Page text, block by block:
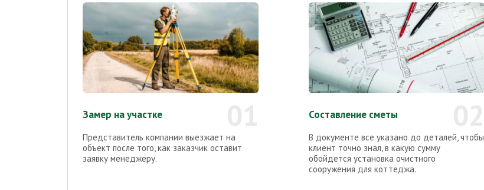
Замер на участке
Представитель компании выезжает на
объект после того, как заказчик оставит
заявку менеджеру.
Составление сметы
В документе все указано до деталей, чтобы
клиент точно знал, в какую сумму
обойдется установка очистного
сооружения для коттеджа.